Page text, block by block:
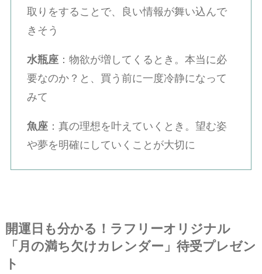
取りをすることで、良い情報が舞い込んで
きそう
水瓶座：物欲が増してくるとき。本当に必
要なのか？と、買う前に一度冷静になって
みて
魚座：真の理想を叶えていくとき。望む姿
や夢を明確にしていくことが大切に
開運日も分かる！ ラフリーオリジナル
「月の満ち欠けカレンダー 」待受プレゼン
ト